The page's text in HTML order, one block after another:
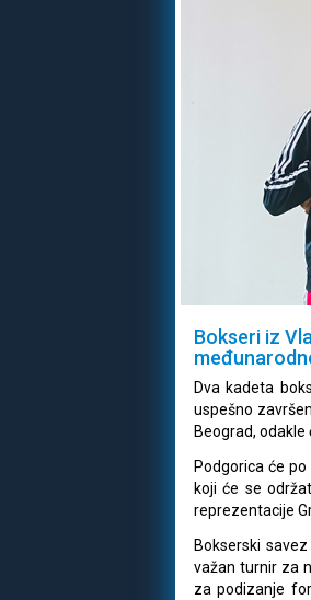
Bokseri iz
Dva kadeta
uspešno
Beograd,
Podgorica će
koji će se
reprezentacije
Bokserski
važan turnir za
za podizanje